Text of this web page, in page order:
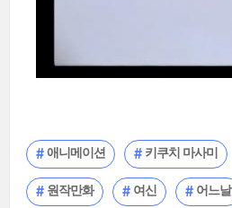
애니메이션 키쿠치 마사미
원작만화 여신 어느날